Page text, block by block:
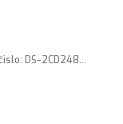
0,008 Lux,
PIR
DS-2CD2483G2-I(2.8mm)